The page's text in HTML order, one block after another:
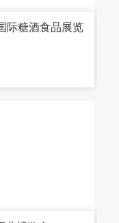
际糖酒食品展览